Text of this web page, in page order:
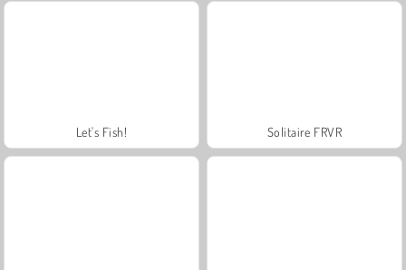
Let's Fish! Solitaire FRVR